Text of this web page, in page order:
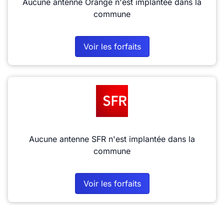
Aucune antenne Orange n'est implantée dans la
commune
Voir les forfaits
Aucune antenne SFR n'est implantée dans la
commune
Voir les forfaits